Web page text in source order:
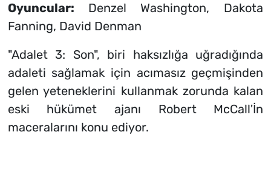
Oyuncular: Denzel Washington, Dakota
Fanning, David Denman
"Adalet 3: Son", biri haksızlığa uğradığında
adaleti sağlamak için acımasız geçmişinden
gelen yeteneklerini kullanmak zorunda kalan
eski hükümet ajanı Robert McCall'İn
maceralarını konu ediyor.